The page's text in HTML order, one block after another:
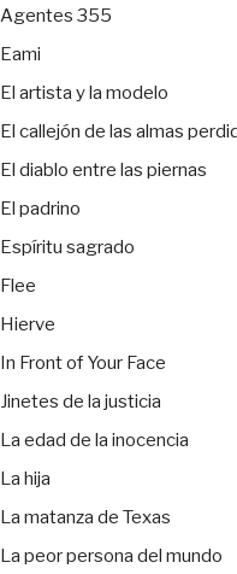
Agentes 355
Eami
El artista y la modelo
El callejón de las almas
El diablo entre las piernas
El padrino
Espíritu sagrado
Flee
Hierve
In Front of Your Face
Jinetes de la justicia
La edad de la inocencia
La hija
La matanza de Texas
La peor persona del mundo